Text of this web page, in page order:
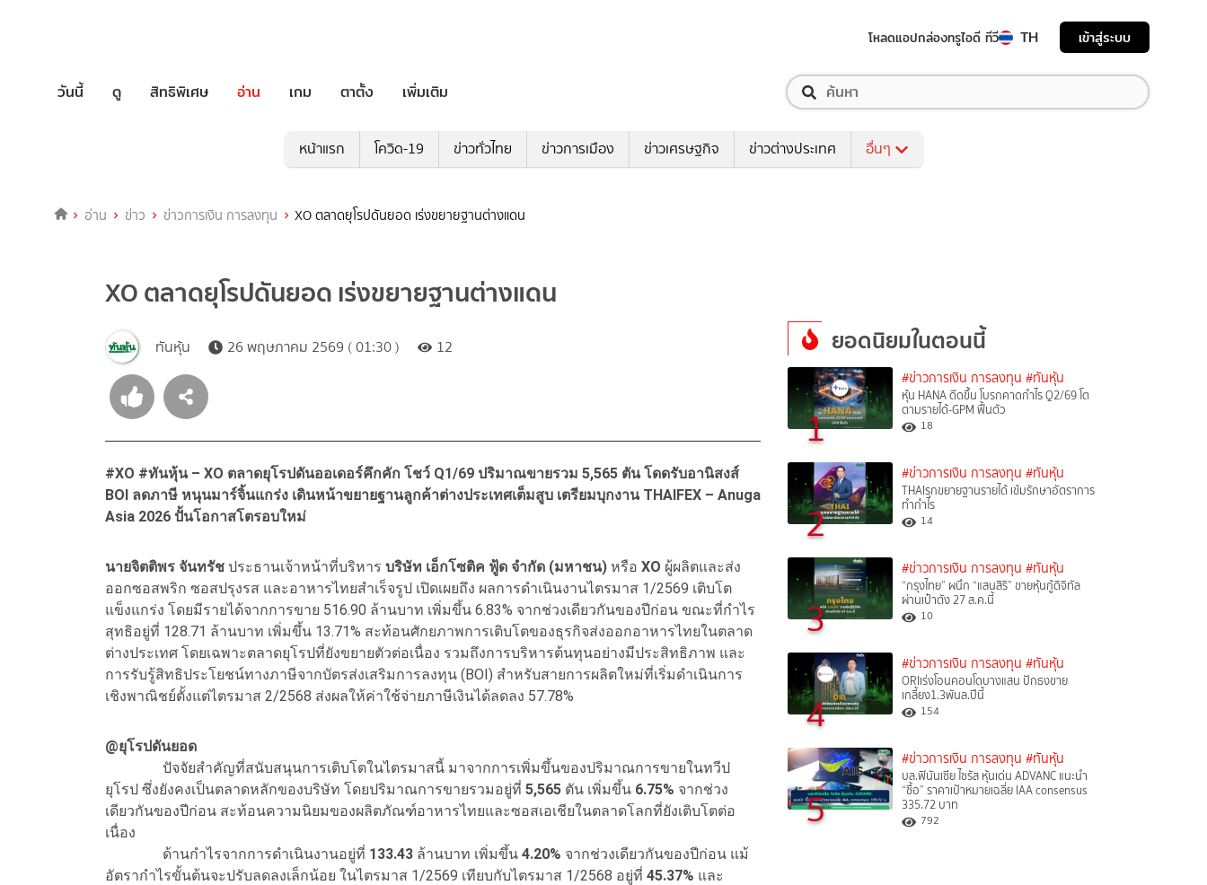
โหลดแอปกล่องทรูไอดี ทีวี TH เข้าสู่ระบบ
วันนี้ ดู สิทธิพิเศษ อ่าน เกม ตาตั้ง เพิ่มเติม
หน้าแรก โควิด-19 ข่าวทั่วไทย ข่าวการเมือง ข่าวเศรษฐกิจ ข่าวต่างประเทศ อื่นๆ
อ่าน ข่าว ข่าวการเงิน การลงทุน XO ตลาดยุโรปดันยอด เร่งขยายฐานต่างแดน
XO ตลาดยุโรปดันยอด เร่งขยายฐานต่างแดน
ทันหุ้น 26 พฤษภาคม 2569 ( 01:30 ) 12
#XO #ทันหุ้น – XO ตลาดยุโรปดันออเดอร์คึกคัก โชว์ Q1/69 ปริมาณขายรวม 5,565 ตัน โดดรับอานิสงส์
BOI ลดภาษี หนุนมาร์จิ้นแกร่ง เดินหน้าขยายฐานลูกค้าต่างประเทศเต็มสูบ เตรียมบุกงาน THAIFEX – Anuga
Asia 2026 ปั้นโอกาสโตรอบใหม่
นายจิตติพร จันทรัช ประธานเจ้าหน้าที่บริหาร บริษัท เอ็กโซติค ฟู้ด จำกัด (มหาชน) หรือ XO ผู้ผลิตและส่ง
ออกซอสพริก ซอสปรุงรส และอาหารไทยสำเร็จรูป เปิดเผยถึง ผลการดำเนินงานไตรมาส 1/2569 เติบโต
แข็งแกร่ง โดยมีรายได้จากการขาย 516.90 ล้านบาท เพิ่มขึ้น 6.83% จากช่วงเดียวกันของปีก่อน ขณะที่กำไร
สุทธิอยู่ที่ 128.71 ล้านบาท เพิ่มขึ้น 13.71% สะท้อนศักยภาพการเติบโตของธุรกิจส่งออกอาหารไทยในตลาด
ต่างประเทศ โดยเฉพาะตลาดยุโรปที่ยังขยายตัวต่อเนื่อง รวมถึงการบริหารต้นทุนอย่างมีประสิทธิภาพ และ
การรับรู้สิทธิประโยชน์ทางภาษีจากบัตรส่งเสริมการลงทุน (BOI) สำหรับสายการผลิตใหม่ที่เริ่มดำเนินการ
เชิงพาณิชย์ตั้งแต่ไตรมาส 2/2568 ส่งผลให้ค่าใช้จ่ายภาษีเงินได้ลดลง 57.78%
@ยุโรปดันยอด
ปัจจัยสำคัญที่สนับสนุนการเติบโตในไตรมาสนี้ มาจากการเพิ่มขึ้นของปริมาณการขายในทวีป
ยุโรป ซึ่งยังคงเป็นตลาดหลักของบริษัท โดยปริมาณการขายรวมอยู่ที่ 5,565 ตัน เพิ่มขึ้น 6.75% จากช่วง
เดียวกันของปีก่อน สะท้อนความนิยมของผลิตภัณฑ์อาหารไทยและซอสเอเชียในตลาดโลกที่ยังเติบโตต่อ
เนื่อง
ด้านกำไรจากการดำเนินงานอยู่ที่ 133.43 ล้านบาท เพิ่มขึ้น 4.20% จากช่วงเดียวกันของปีก่อน แม้
อัตรากำไรขั้นต้นจะปรับลดลงเล็กน้อย ในไตรมาส 1/2569 เทียบกับไตรมาส 1/2568 อยู่ที่ 45.37% และ
ยอดนิยมในตอนนี้
1
#ข่าวการเงิน การลงทุน #ทันหุ้น
หุ้น HANA ดีดขึ้น โบรกคาดกำไร Q2/69 โต
ตามรายได้-GPM ฟื้นตัว
18
2
#ข่าวการเงิน การลงทุน #ทันหุ้น
THAIรุกขยายฐานรายได้ เข้มรักษาอัตราการ
ทำกำไร
14
3
#ข่าวการเงิน การลงทุน #ทันหุ้น
“กรุงไทย” ผนึก “แสนสิริ” ขายหุ้นกู้ดิจิทัล
ผ่านเป๋าตัง 27 ส.ค.นี้
10
4
#ข่าวการเงิน การลงทุน #ทันหุ้น
ORIเร่งโอนคอนโดบางแสน ปักธงขาย
เกลี้ยง1.3พันล.ปีนี้
154
5
#ข่าวการเงิน การลงทุน #ทันหุ้น
บล.ฟินันเซีย ไซรัส หุ้นเด่น ADVANC แนะนำ
“ซื้อ” ราคาเป้าหมายเฉลี่ย IAA consensus
335.72 บาท
792